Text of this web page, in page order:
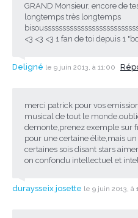
GRAND Monsieur, encore de
longtemps très longtemps
<3 <3 <3 1 fan de toi depuis 1
Deligné le 9 juin 2013, à 11:00
merci patrick pour vos
musical de tout le
demonte,prenez exemple sur
pour une certaine élite,mais
certaines sois disant stars
on confondu intellectuel et
duraysseix josette le 9 juin 2013, à